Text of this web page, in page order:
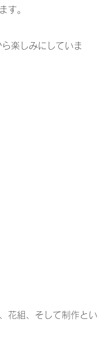
す。
楽しみにしていま
花組、そして制作とい